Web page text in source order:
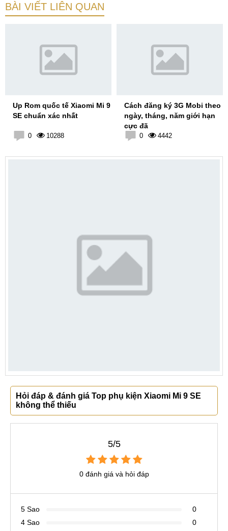
BÀI VIẾT LIÊN QUAN
Up Rom quốc tế Xiaomi Mi 9
SE chuẩn xác nhất
0 10288
Cách đăng ký 3G Mobi theo
ngày, tháng, năm giới hạn
cực đã
0 4442
Hỏi đáp & đánh giá Top phụ kiện Xiaomi Mi 9 SE
không thể thiếu
5/5
0 đánh giá và hỏi đáp
5 Sao
0
4 Sao
0